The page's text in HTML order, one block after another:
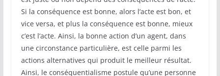
Si la conséquence est bonne, alors l’acte est bon, et
vice versa, et plus la conséquence est bonne, mieux
c’est l’acte. Ainsi, la bonne action d’un agent, dans
une circonstance particulière, est celle parmi les
actions alternatives qui produit le meilleur résultat.
Ainsi, le conséquentialisme postule qu’une personne